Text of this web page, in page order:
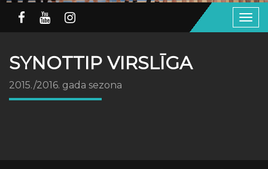
SYNOTTIP VIRSLĪGA
2015./2016. gada sezona